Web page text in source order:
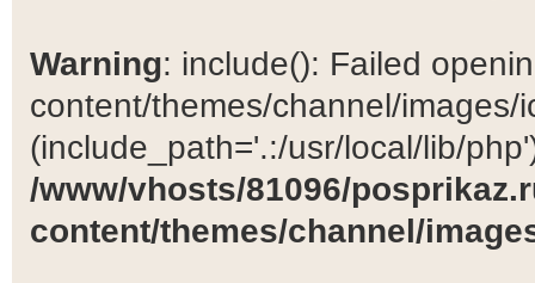
Warning: include(): Failed
content/themes/channel/images/
(include_path='.:/usr/local/lib/
/www/vhosts/81096/
content/themes/channel/